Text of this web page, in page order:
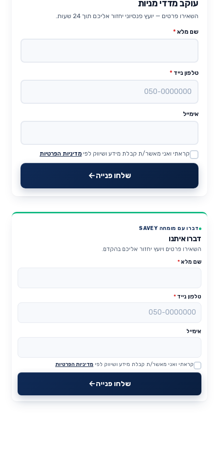
עוקב מדדי מניות
השאירו פרטים — יועץ פנסיוני יחזור אליכם תוך 24 שעות.
שם מלא *
טלפון נייד *
אימייל
Website
קראתי ואני מאשר/ת קבלת מידע ושיווק לפי מדיניות הפרטיות
שלחו פנייה
דברו עם מומחה SAVEY
דברו איתנו
השאירו פרטים ויועץ יחזור אליכם בהקדם.
שם מלא*
טלפון נייד *
אימייל
Website
קראתי ואני מאשר/ת קבלת מידע ושיווק לפי מדיניות הפרטיות
שלחו פנייה